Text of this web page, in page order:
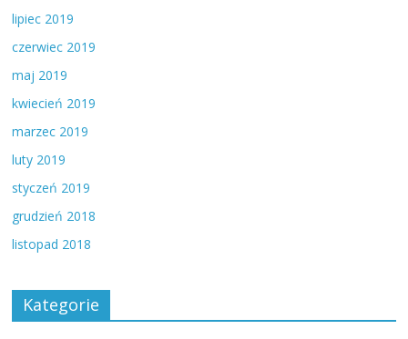
lipiec 2019
czerwiec 2019
maj 2019
kwiecień 2019
marzec 2019
luty 2019
styczeń 2019
grudzień 2018
listopad 2018
Kategorie